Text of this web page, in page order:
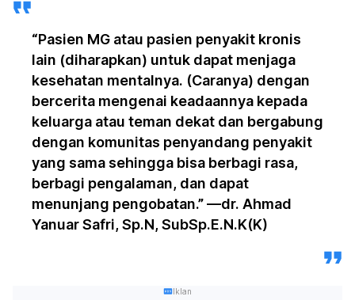
“Pasien MG atau pasien penyakit kronis
lain (diharapkan) untuk dapat menjaga
kesehatan mentalnya. (Caranya) dengan
bercerita mengenai keadaannya kepada
keluarga atau teman dekat dan bergabung
dengan komunitas penyandang penyakit
yang sama sehingga bisa berbagi rasa,
berbagi pengalaman, dan dapat
menunjang pengobatan.”—dr. Ahmad
Yanuar Safri, Sp.N, SubSp.E.N.K(K)
Iklan